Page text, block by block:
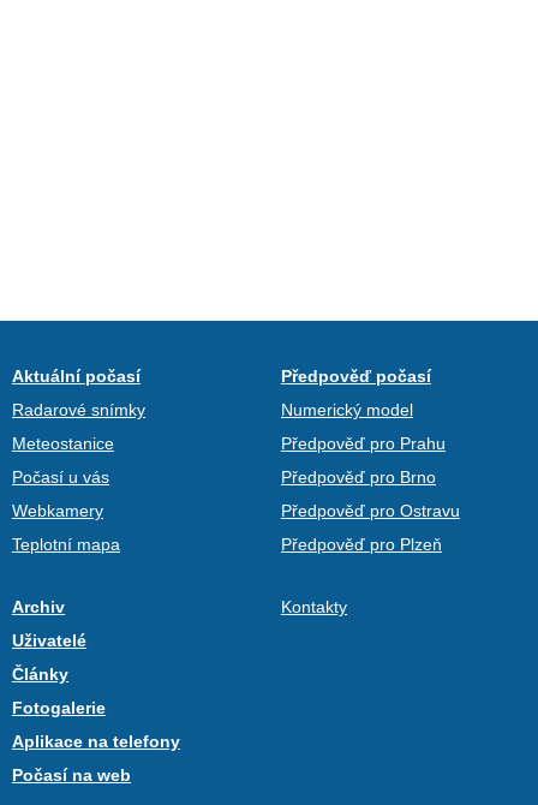
Aktuální počasí
Radarové snímky
Meteostanice
Počasí u vás
Webkamery
Teplotní mapa
Předpověď počasí
Numerický model
Předpověď pro Prahu
Předpověď pro Brno
Předpověď pro Ostravu
Předpověď pro Plzeň
Archiv
Uživatelé
Články
Fotogalerie
Aplikace na telefony
Počasí na web
Kontakty